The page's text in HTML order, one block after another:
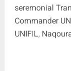
seremonial
Commander
UNIFIL,